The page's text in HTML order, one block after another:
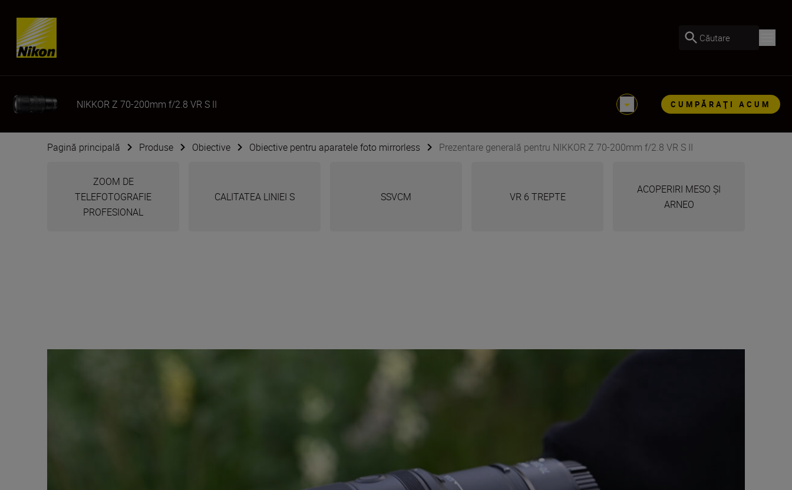
Skip content
Căutare
NIKKOR Z 70-200mm f/2.8 VR S II CUMPĂRAŢI ACUM
Pagină principală Produse Obiective Obiective pentru aparatele foto mirrorless Prezentare generală pentru NIKKOR Z 70-200mm f/2.8 VR S II
ZOOM DE
TELEFOTOGRAFIE
PROFESIONAL
CALITATEA LINIEI S SSVCM VR 6 TREPTE
ACOPERIRI MESO ȘI
ARNEO